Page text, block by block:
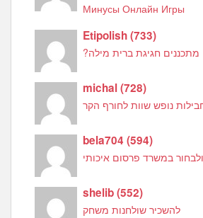
Минусы Онлайн Игры
Etipolish(733)
מתכננים חגיגת ברית מילה?
michal(728)
נופש שוות לחורף הקר
bela704(594)
במשרד פרסום איכותי
shelib(552)
להשכיר שולחנות משחק